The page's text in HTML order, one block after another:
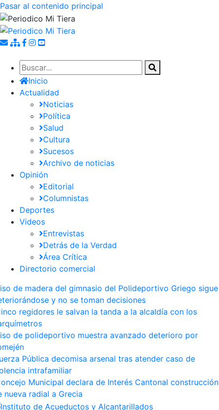
Pasar al contenido principal
Inicio
Actualidad
Noticias
Política
Salud
Cultura
Sucesos
Archivo de noticias
Opinión
Editorial
Columnistas
Deportes
Videos
Entrevistas
Detrás de la Verdad
Área Crítica
Directorio comercial
de madera del gimnasio del Polideportivo Griego sigue
y no se toman decisiones
regidores le salvan la tanda a la alcaldía con los
de polideportivo muestra avanzado deterioro por
Pública decomisa arsenal tras atender caso de
intrafamiliar
Municipal declara de Interés Cantonal construcción
nueva radial a Grecia